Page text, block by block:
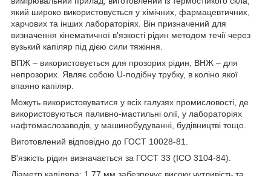
який широко використовується у хімічних, фармацевтичних,
харчових та інших лабораторіях. Він призначений для
визначення кінематичної в'язкості рідин методом течії через
вузький капіляр під дією сили тяжіння.
ВПЖ – використовується для прозорих рідин, ВНЖ – для
непрозорих. Являє собою U-подібну трубку, в коліно якої
впаяно капіляр.
Можуть використовуватися у всіх галузях промисловості, де
використовуються паливно-мастильні олії, у лабораторіях
нафтомаслозаводів, у машинобудуванні, будівництві тощо.
Виготовлений відповідно до ГОСТ 10028-81.
В'язкість рідин визначається за ГОСТ 33 (ІСО 3104-84).
Діаметр капіляра: 1.77 мм забезпечує високу чутливість та